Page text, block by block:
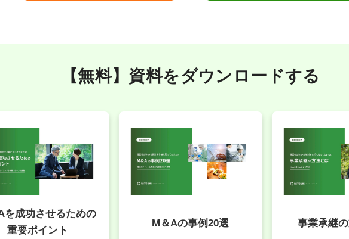
【無料】資料をダウンロードする
を成功させるための
重要ポイント
M＆Aの事例20選 事業承継